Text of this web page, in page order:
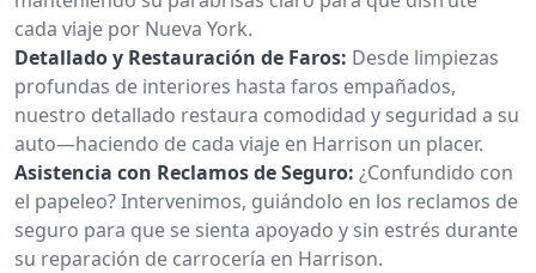
cada viaje por Nueva York.
Detallado y Restauración de Faros: Desde limpiezas
profundas de interiores hasta faros empañados,
nuestro detallado restaura comodidad y seguridad a su
auto—haciendo de cada viaje en Harrison un placer.
Asistencia con Reclamos de Seguro: ¿Confundido con
el papeleo? Intervenimos, guiándolo en los reclamos de
seguro para que se sienta apoyado y sin estrés durante
su reparación de carrocería en Harrison.